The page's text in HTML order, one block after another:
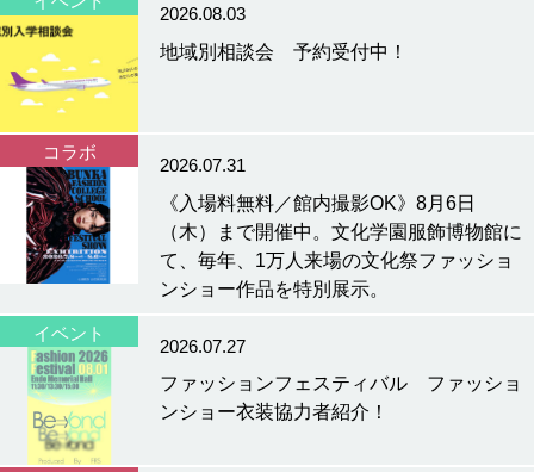
2026.08.03
地域別相談会 予約受付中！
コラボ
2026.07.31
《入場料無料／館内撮影OK》8月6日
（木）まで開催中。文化学園服飾博物館に
て、毎年、1万人来場の文化祭ファッショ
ンショー作品を特別展示。
イベント
2026.07.27
ファッションフェスティバル ファッショ
ンショー衣装協力者紹介！